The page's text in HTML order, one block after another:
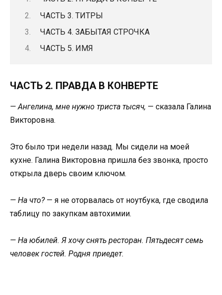
ЧАСТЬ 3. ТИТРЫ
ЧАСТЬ 4. ЗАБЫТАЯ СТРОЧКА
ЧАСТЬ 5. ИМЯ
ЧАСТЬ 2. ПРАВДА В КОНВЕРТЕ
— Ангелина, мне нужно триста тысяч, — сказала Галина
Викторовна.
Это было три недели назад. Мы сидели на моей
кухне. Галина Викторовна пришла без звонка, просто
открыла дверь своим ключом.
— На что?— я не оторвалась от ноутбука, где сводила
таблицу по закупкам автохимии.
— На юбилей. Я хочу снять ресторан. Пятьдесят семь
человек гостей. Родня приедет.